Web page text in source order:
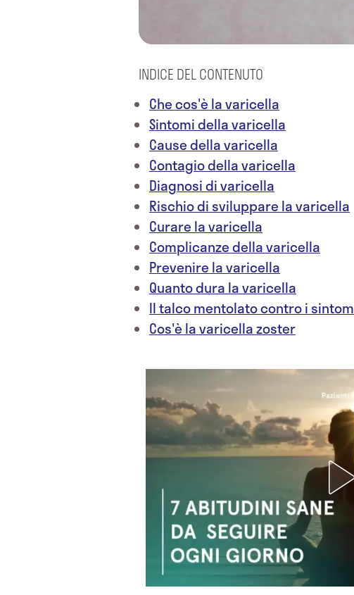
INDICE DEL CONTENUTO
Che cos'è la varicella
Sintomi della varicella
Cause della varicella
Contagio della varicella
Diagnosi di varicella
Rischio di sviluppare la varicella
Curare la varicella
Complicanze della varicella
Prevenire la varicella
Quanto dura la varicella
Il talco mentolato contro i
Cos'è la varicella zoster